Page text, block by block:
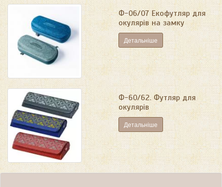
Ф-06/07 Екофутляр для
окулярів на замку
Детальніше
Ф-60/62. Футляр для
окулярів
Детальніше